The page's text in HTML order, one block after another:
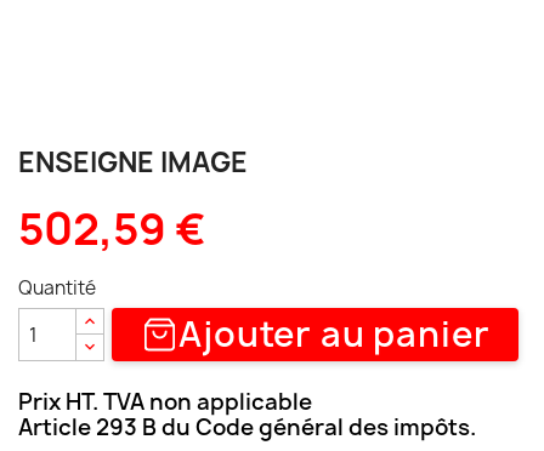
ENSEIGNE IMAGE
502,59 €
Quantité
Ajouter au panier
Prix HT. TVA non applicable
Article 293 B du Code général des impôts.